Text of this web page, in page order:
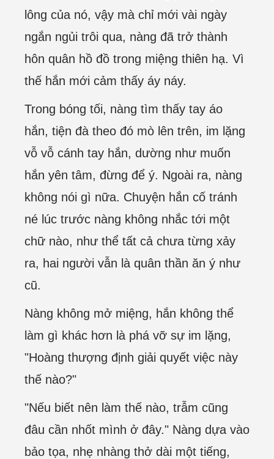
lông của nó, vậy mà chỉ mới vài ngày
ngắn ngủi trôi qua, nàng đã trở thành
hôn quân hồ đồ trong miệng thiên hạ. Vì
thế hắn mới cảm thấy áy náy.
Trong bóng tối, nàng tìm thấy tay áo
hắn, tiện đà theo đó mò lên trên, im lặng
vỗ vỗ cánh tay hắn, dường như muốn
hắn yên tâm, đừng để ý. Ngoài ra, nàng
không nói gì nữa. Chuyện hắn cố tránh
né lúc trước nàng không nhắc tới một
chữ nào, như thể tất cả chưa từng xảy
ra, hai người vẫn là quân thần ăn ý như
cũ.
Nàng không mở miệng, hắn không thể
làm gì khác hơn là phá vỡ sự im lặng,
"Hoàng thượng định giải quyết việc này
thế nào?"
"Nếu biết nên làm thế nào, trẫm cũng
đâu cần nhốt mình ở đây." Nàng dựa vào
bảo tọa, nhẹ nhàng thở dài một tiếng,